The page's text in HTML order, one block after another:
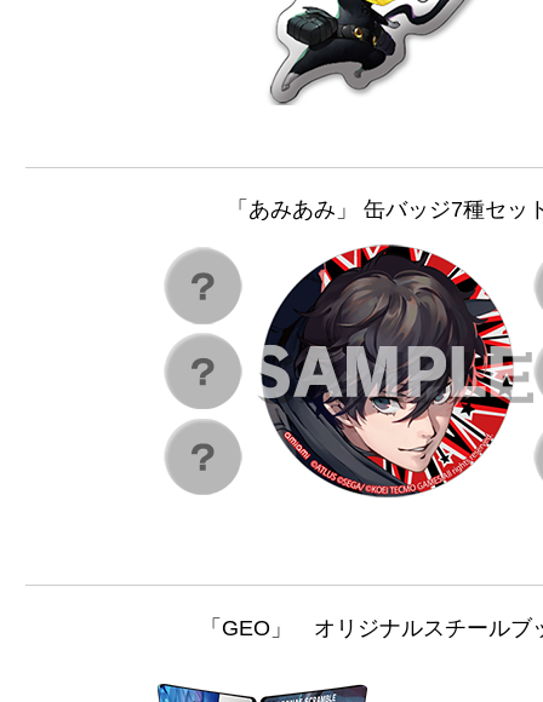
「あみあみ」 缶バッジ7種セッ
「GEO」 オリジナルスチールブ